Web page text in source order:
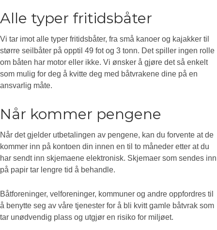
Alle typer fritidsbåter
Vi tar imot alle typer fritidsbåter, fra små kanoer og kajakker til
større seilbåter på opptil 49 fot og 3 tonn. Det spiller ingen rolle
om båten har motor eller ikke. Vi ønsker å gjøre det så enkelt
som mulig for deg å kvitte deg med båtvrakene dine på en
ansvarlig måte.
Når kommer pengene
Når det gjelder utbetalingen av pengene, kan du forvente at de
kommer inn på kontoen din innen en til to måneder etter at du
har sendt inn skjemaene elektronisk. Skjemaer som sendes inn
på papir tar lengre tid å behandle.
Båtforeninger, velforeninger, kommuner og andre oppfordres til
å benytte seg av våre tjenester for å bli kvitt gamle båtvrak som
tar unødvendig plass og utgjør en risiko for miljøet.